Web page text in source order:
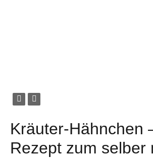
Kräuter-Hähnchen
Rezept zum selber